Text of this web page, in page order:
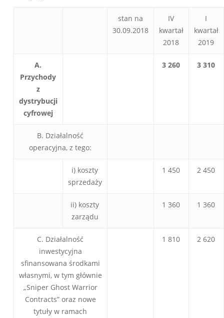
stan na
30.09.2018
IV
kwartał
2018
I
kwartał
2019
A.
Przychody
z
dystrybucji
cyfrowej
3 260 3 310
B. Działalność
operacyjna, z tego:
i) koszty
sprzedaży
1 450 2 450
ii) koszty
zarządu
1 360 1 360
C. Działalność
inwestycyjna
sfinansowana środkami
własnymi, w tym głównie
„Sniper Ghost Warrior
Contracts” oraz nowe
tytuły w ramach
1 810 2 620